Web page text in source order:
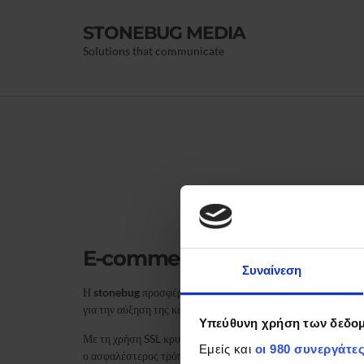
Συναίνεση
Υπεύθυνη χρήση των
Εμείς και οι 980
STONEBUG MEDIA
Solutions that communicate
E-commerce
Η stonebugπροσφέρει εμπορικές ιστοσελίδες (e-shop)
για την αύξηση της κερδοφορίας της επιχείρησης σας.
Με τη χρήση SSL κρυπτογράφησης για χρήση πιστωτικών
ο ασφαλέστερος τρόπος για να πουλήσετε τα προϊόντα σας